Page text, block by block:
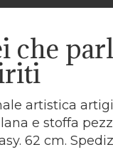
che
artistica
e stoffa
62 cm.